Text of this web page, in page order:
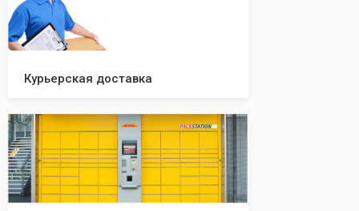
Курьерская доставка